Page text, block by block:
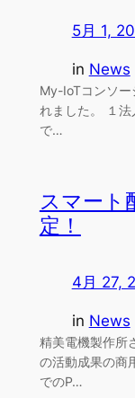
5月 1,
in News
My-IoTコンソー
れました。 １
で…
スマート
定！
4月 27,
in News
精美電機製作所
の活動成果の商
でのP…